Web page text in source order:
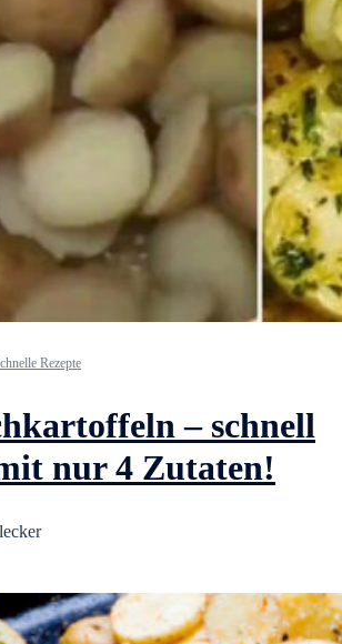
Rezepte
– schnell
nur 4 Zutaten!